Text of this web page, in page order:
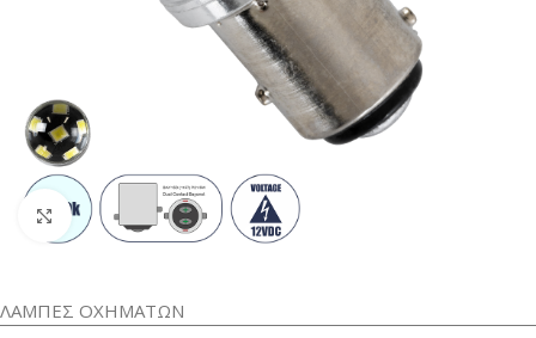
Κλικ για μεγέθυνση
ΛΑΜΠΕΣ ΟΧΗΜΑΤΩΝ